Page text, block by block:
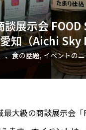
展示会 FOOD
知（Aichi Sky
、食の話題, イベントの
大級の商談展示会「